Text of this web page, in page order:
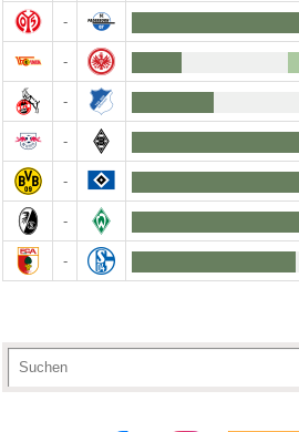
-
-
-
-
-
-
-